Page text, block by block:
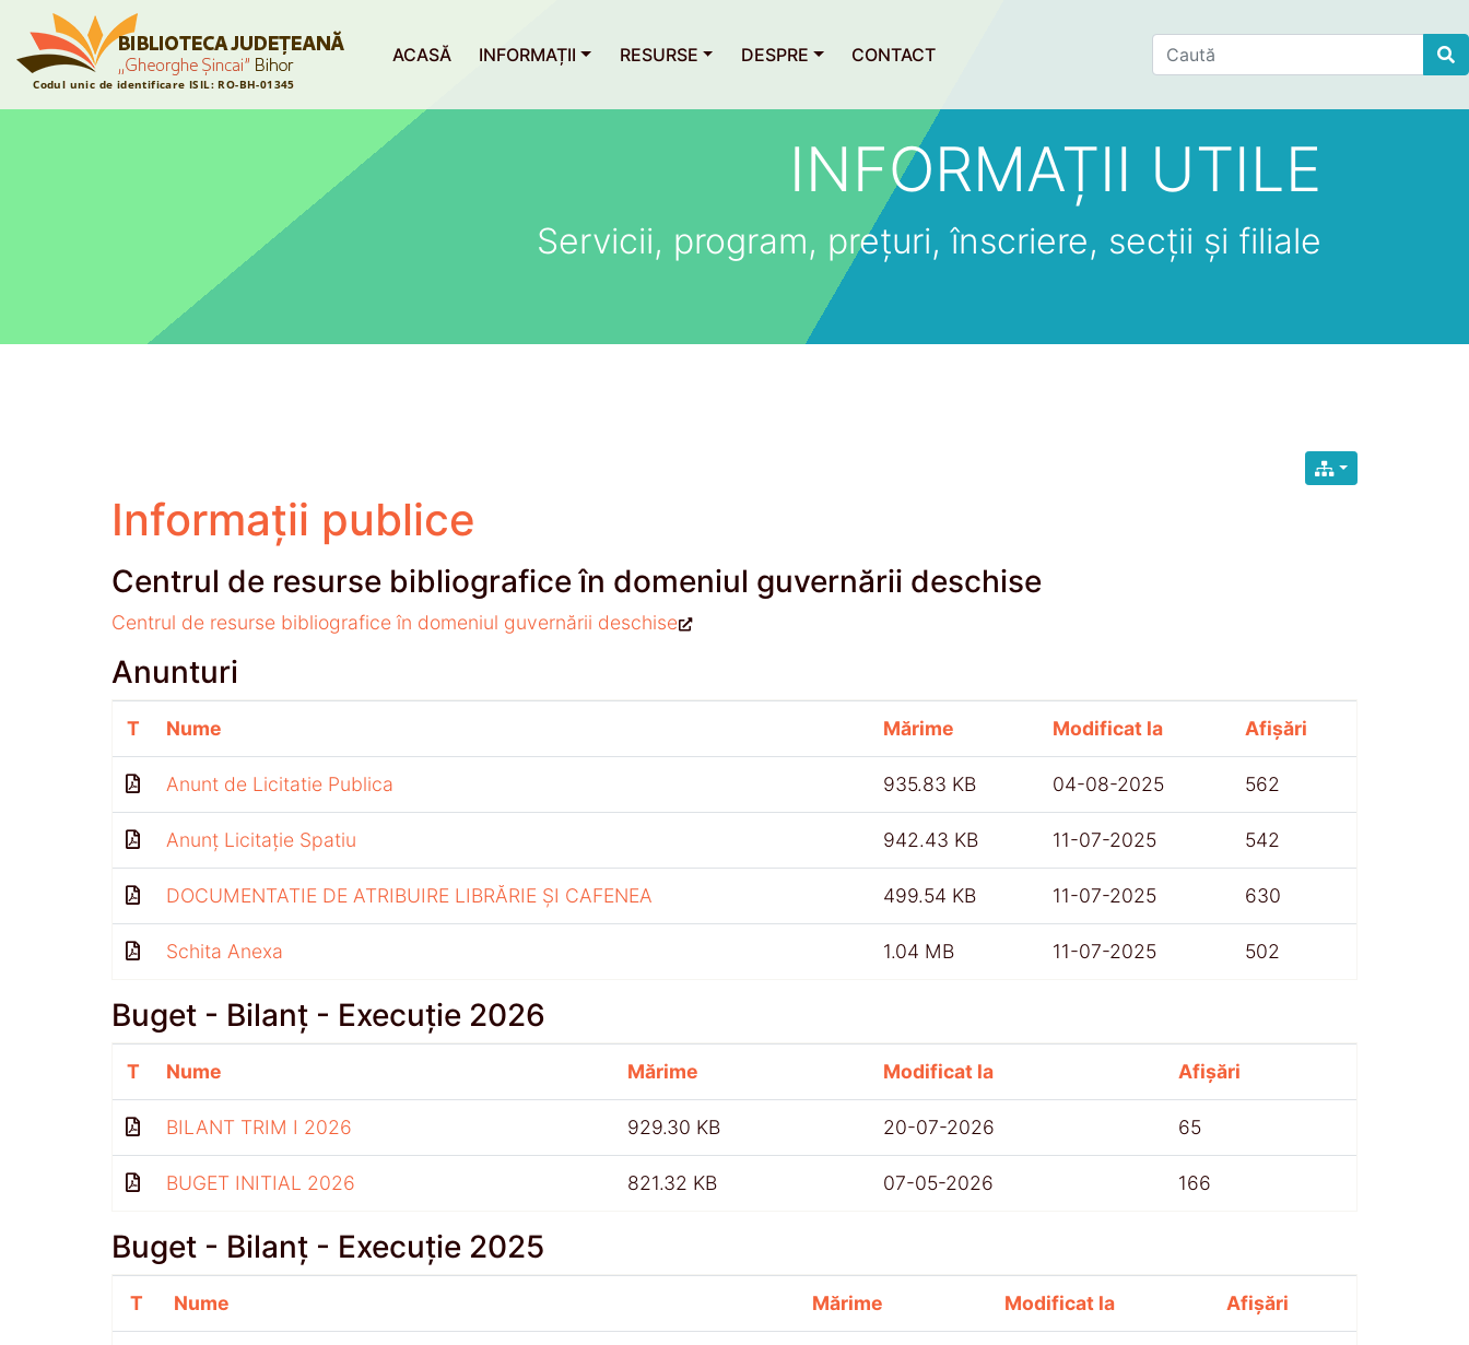
ACASĂ INFORMAȚII RESURSE DESPRE CONTACT
Find
INFORMAȚII UTILE
Servicii, program, prețuri, înscriere, secții și filiale
Informații publice
Centrul de resurse bibliografice în domeniul guvernării deschise
Centrul de resurse bibliografice în domeniul guvernării deschise
Anunturi
T Nume Mărime Modificat la Afișări
Anunt de Licitatie Publica 935.83 KB 04-08-2025 562
Anunț Licitație Spatiu 942.43 KB 11-07-2025 542
DOCUMENTATIE DE ATRIBUIRE LIBRĂRIE ȘI CAFENEA 499.54 KB 11-07-2025 630
Schita Anexa 1.04 MB 11-07-2025 502
Buget - Bilanț - Execuție 2026
T Nume Mărime Modificat la Afișări
BILANT TRIM I 2026 929.30 KB 20-07-2026 65
BUGET INITIAL 2026 821.32 KB 07-05-2026 166
Buget - Bilanț - Execuție 2025
T Nume Mărime Modificat la Afișări